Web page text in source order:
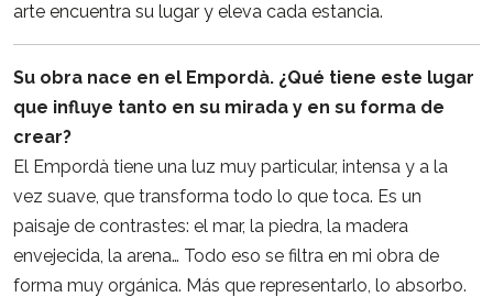
arte encuentra su lugar y eleva cada estancia.
Su obra nace en el Empordà. ¿Qué tiene este lugar
que influye tanto en su mirada y en su forma de
crear?
El Empordà tiene una luz muy particular, intensa y a la
vez suave, que transforma todo lo que toca. Es un
paisaje de contrastes: el mar, la piedra, la madera
envejecida, la arena… Todo eso se filtra en mi obra de
forma muy orgánica. Más que representarlo, lo absorbo.